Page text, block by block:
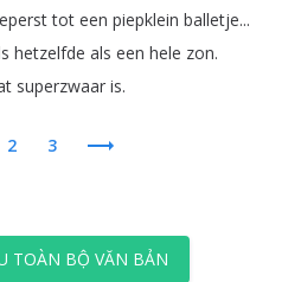
tot een piepklein balletje...
hetzelfde als een hele zon.
superzwaar is.
2 3
TOÀN BỘ VĂN BẢN